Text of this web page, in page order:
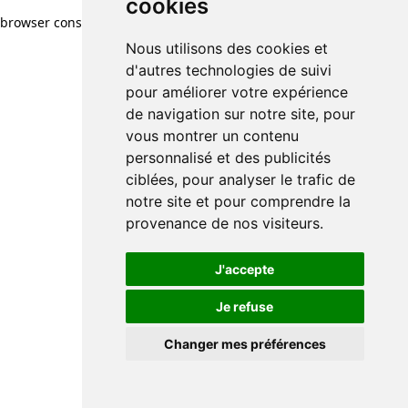
cookies
Nous utilisons des cookies et
d'autres technologies de suivi
pour améliorer votre expérience
de navigation sur notre site, pour
vous montrer un contenu
personnalisé et des publicités
ciblées, pour analyser le trafic de
notre site et pour comprendre la
provenance de nos visiteurs.
J'accepte
Je refuse
Changer mes préférences
browser console for more information)